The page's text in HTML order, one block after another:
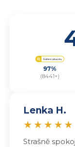
97%
(8441×)
Lenka H.
★ ★ ★ ★ ★
Strašně